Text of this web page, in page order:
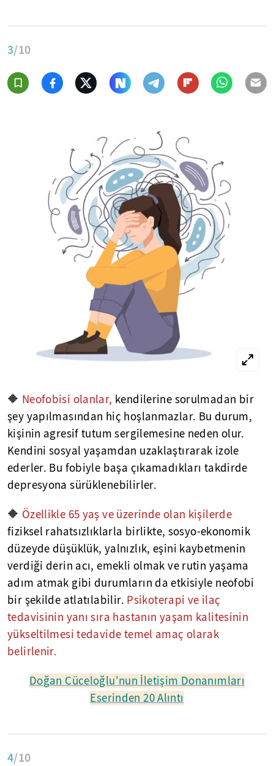
3/10
🔶 Neofobisi olanlar, kendilerine sorulmadan bir
şey yapılmasından hiç hoşlanmazlar. Bu durum,
kişinin agresif tutum sergilemesine neden olur.
Kendini sosyal yaşamdan uzaklaştırarak izole
ederler. Bu fobiyle başa çıkamadıkları takdirde
depresyona sürüklenebilirler.
🔶 Özellikle 65 yaş ve üzerinde olan kişilerde
fiziksel rahatsızlıklarla birlikte, sosyo-ekonomik
düzeyde düşüklük, yalnızlık, eşini kaybetmenin
verdiği derin acı, emekli olmak ve rutin yaşama
adım atmak gibi durumların da etkisiyle neofobi
bir şekilde atlatılabilir. Psikoterapi ve ilaç
tedavisinin yanı sıra hastanın yaşam kalitesinin
yükseltilmesi tedavide temel amaç olarak
belirlenir.
Doğan Cüceloğlu'nun İletişim Donanımları
Eserinden 20 Alıntı
4/10